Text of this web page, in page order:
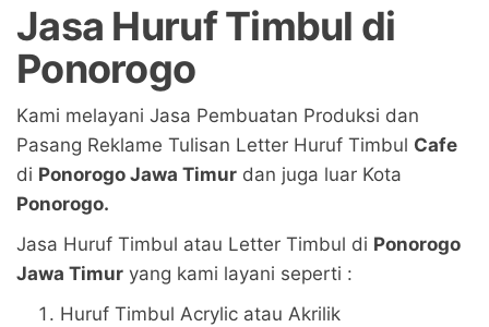
Jasa Huruf Timbul di
Ponorogo
Kami melayani Jasa Pembuatan Produksi dan
Pasang Reklame Tulisan Letter Huruf Timbul Cafe
di Ponorogo Jawa Timur dan juga luar Kota
Ponorogo.
Jasa Huruf Timbul atau Letter Timbul di Ponorogo
Jawa Timur yang kami layani seperti :
Huruf Timbul Acrylic atau Akrilik